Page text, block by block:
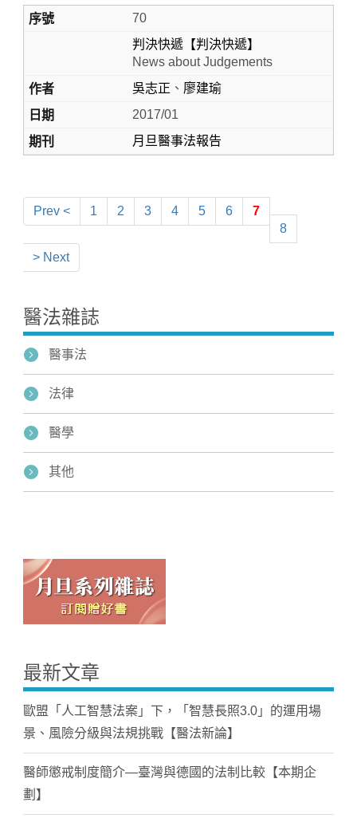
70
判決快遞【判決快遞】
News about Judgements
吳志正 、 廖建瑜
2017/01
月旦醫事法報告
Prev < 1 2 3 4 5 6
7
8
> Next
醫法雜誌
醫事法
法律
醫學
其他
最新文章
歐盟「人工智慧法案」下，「智慧長照3.0」的運用場
景、風險分級與法規挑戰【醫法新論】
醫師懲戒制度簡介—臺灣與德國的法制比較【本期企
劃】